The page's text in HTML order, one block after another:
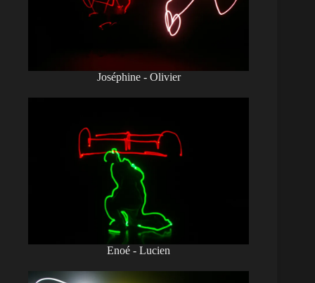
Joséphine - Olivier
Enoé - Lucien